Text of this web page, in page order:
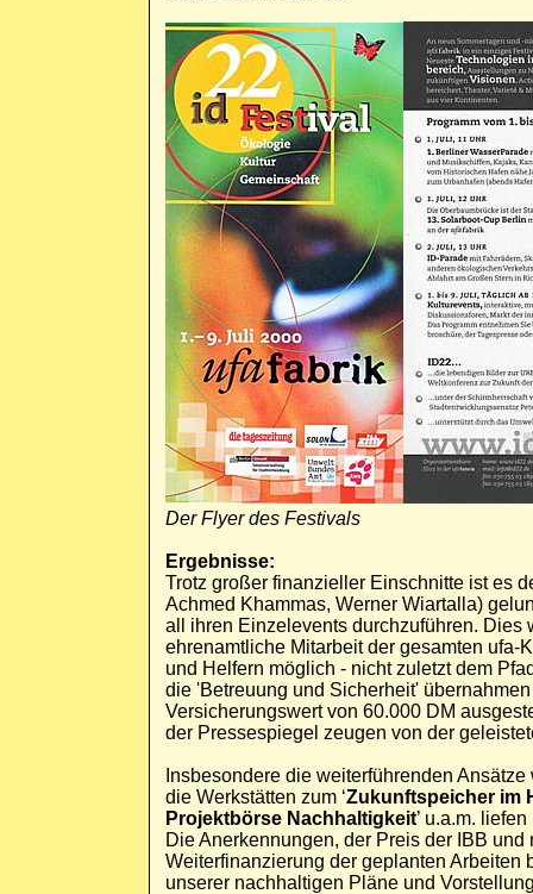
Der Flyer des Festivals
Ergebnisse:
Trotz großer finanzieller Einschnitte ist es
Achmed Khammas, Werner Wiartalla)
all ihren Einzelevents durchzuführen. Dies
ehrenamtliche Mitarbeit der gesamten
und Helfern möglich - nicht zuletzt dem
die 'Betreuung und Sicherheit'
Versicherungswert von 60.000 DM
der Pressespiegel zeugen von der
Insbesondere die weiterführenden Ansätze
die Werkstätten zum ‘Zukunftspeicher im
Projektbörse Nachhaltigkeit’ u.a.m.
Die Anerkennungen, der Preis der IBB
Weiterfinanzierung der geplanten
unserer nachhaltigen Pläne und